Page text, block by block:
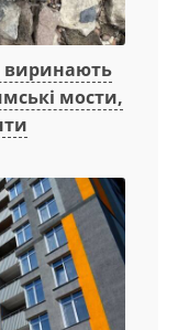
виринають
мости,